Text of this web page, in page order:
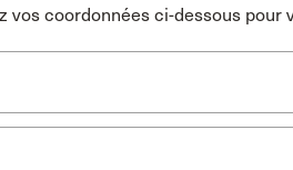
vos coordonnées ci-dessous pour